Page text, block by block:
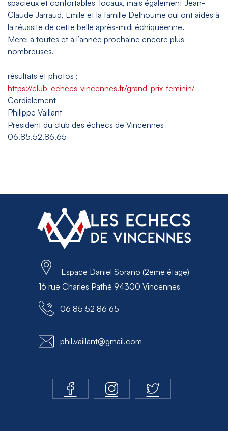
spacieux et confortables locaux, mais également Jean-
Claude Jarraud, Emile et la famille Delhoume qui ont aidés à
la réussite de cette belle après-midi échiquéenne.
Merci à toutes et à l’année prochaine encore plus
nombreuses.
résultats et photos ;
https://club-echecs-vincennes.fr/grand-prix-feminin/
Cordialement
Philippe Vaillant
Président du club des échecs de Vincennes
06.85.52.86.65
Espace Daniel Sorano (2eme étage)
16 rue Charles Pathé 94300 Vincennes
06 85 52 86 65
phil.vaillant@gmail.com